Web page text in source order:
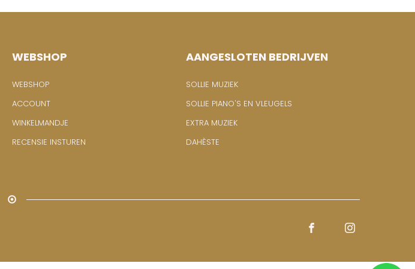
WEBSHOP
WEBSHOP
ACCOUNT
WINKELMANDJE
RECENSIE INSTUREN
AANGESLOTEN BEDRIJVEN
SOLLIE MUZIEK
SOLLIE PIANO'S EN VLEUGELS
EXTRA MUZIEK
DAHÈSTE